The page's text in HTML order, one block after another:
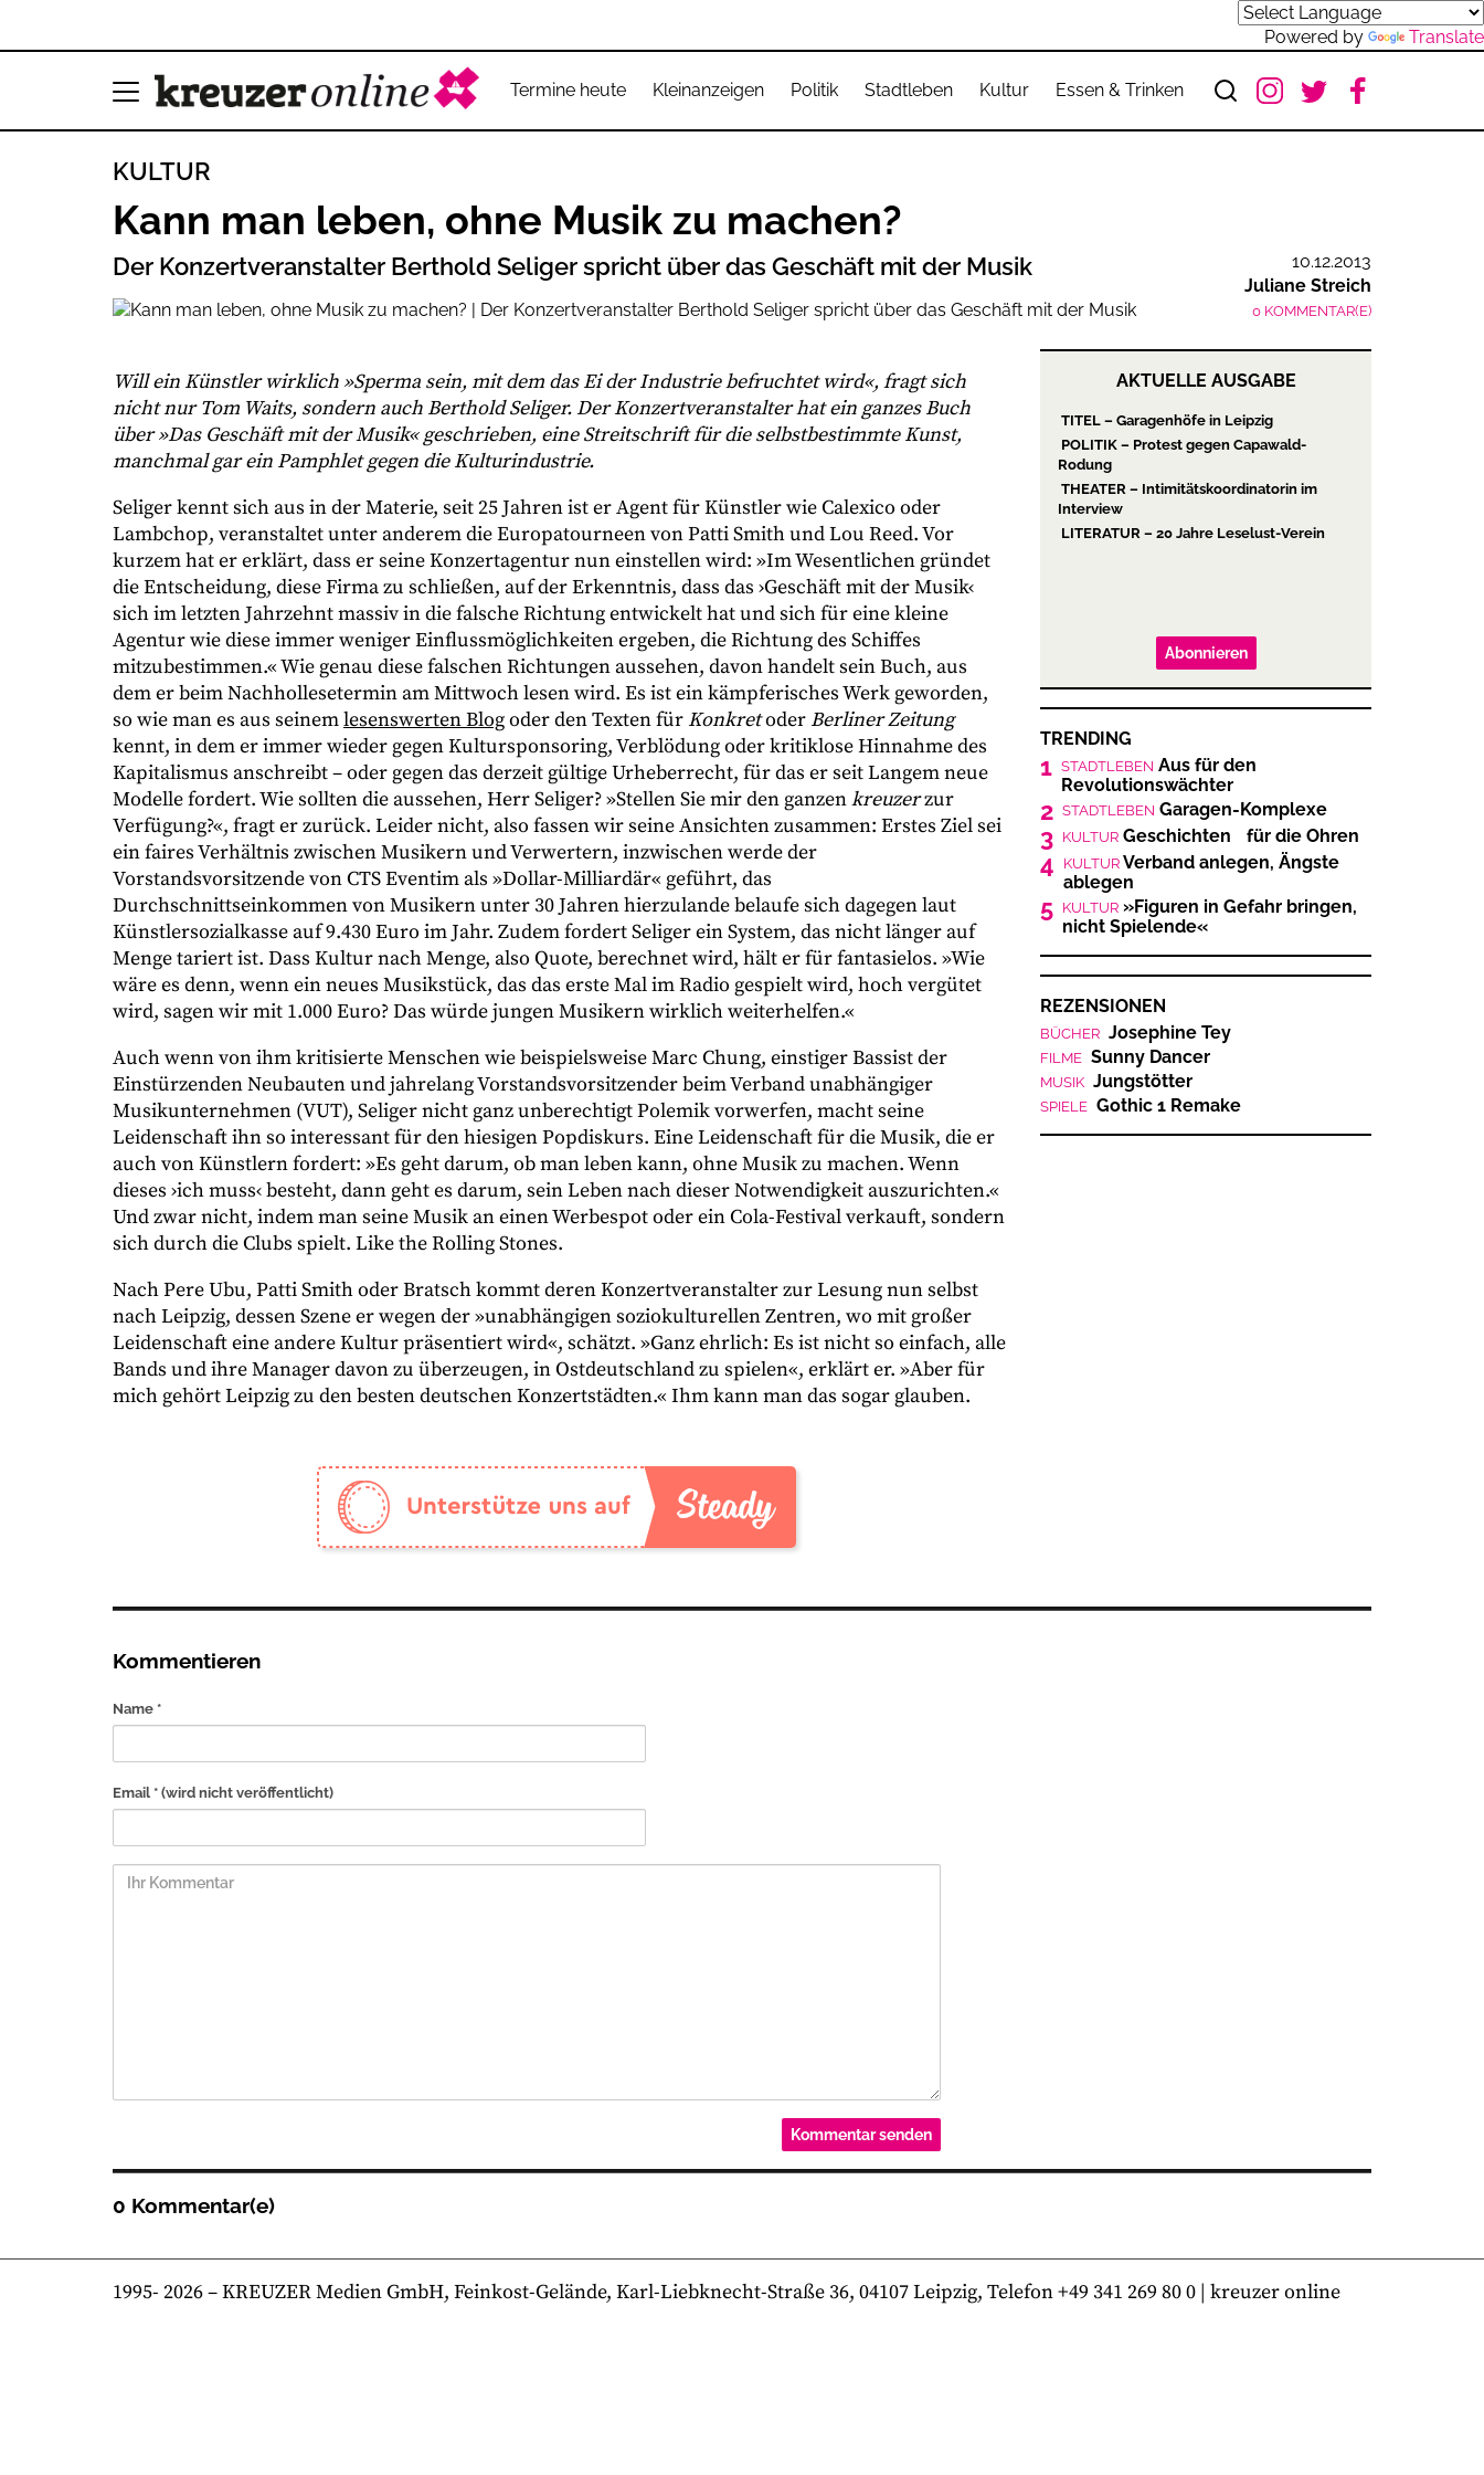
Powered by Translate
Termine heute Kleinanzeigen Politik Stadtleben Kultur Essen & Trinken
KULTUR
Kann man leben, ohne Musik zu machen?
Der Konzertveranstalter Berthold Seliger spricht über das Geschäft mit der Musik
10.12.2013
Juliane Streich
0 KOMMENTAR(E)
Will ein Künstler wirklich »Sperma sein, mit dem das Ei der Industrie befruchtet wird«, fragt sich
nicht nur Tom Waits, sondern auch Berthold Seliger. Der Konzertveranstalter hat ein ganzes Buch
über »Das Geschäft mit der Musik« geschrieben, eine Streitschrift für die selbstbestimmte Kunst,
manchmal gar ein Pamphlet gegen die Kulturindustrie.
Seliger kennt sich aus in der Materie, seit 25 Jahren ist er Agent für Künstler wie Calexico oder
Lambchop, veranstaltet unter anderem die Europatourneen von Patti Smith und Lou Reed. Vor
kurzem hat er erklärt, dass er seine Konzertagentur nun einstellen wird: »Im Wesentlichen gründet
die Entscheidung, diese Firma zu schließen, auf der Erkenntnis, dass das ›Geschäft mit der Musik‹
sich im letzten Jahrzehnt massiv in die falsche Richtung entwickelt hat und sich für eine kleine
Agentur wie diese immer weniger Einflussmöglichkeiten ergeben, die Richtung des Schiffes
mitzubestimmen.« Wie genau diese falschen Richtungen aussehen, davon handelt sein Buch, aus
dem er beim Nachhollesetermin am Mittwoch lesen wird. Es ist ein kämpferisches Werk geworden,
so wie man es aus seinemlesenswerten Blogoder den Texten für Konkretoder Berliner Zeitung
kennt, in dem er immer wieder gegen Kultursponsoring, Verblödung oder kritiklose Hinnahme des
Kapitalismus anschreibt – oder gegen das derzeit gültige Urheberrecht, für das er seit Langem neue
Modelle fordert. Wie sollten die aussehen, Herr Seliger? »Stellen Sie mir den ganzenkreuzerzur
Verfügung?«, fragt er zurück. Leider nicht, also fassen wir seine Ansichten zusammen: Erstes Ziel sei
ein faires Verhältnis zwischen Musikern und Verwertern, inzwischen werde der
Vorstandsvorsitzende von CTS Eventim als »Dollar-Milliardär« geführt, das
Durchschnittseinkommen von Musikern unter 30 Jahren hierzulande belaufe sich dagegen laut
Künstlersozialkasse auf 9.430 Euro im Jahr. Zudem fordert Seliger ein System, das nicht länger auf
Menge tariert ist. Dass Kultur nach Menge, also Quote, berechnet wird, hält er für fantasielos. »Wie
wäre es denn, wenn ein neues Musikstück, das das erste Mal im Radio gespielt wird, hoch vergütet
wird, sagen wir mit 1.000 Euro? Das würde jungen Musikern wirklich weiterhelfen.«
Auch wenn von ihm kritisierte Menschen wie beispielsweise Marc Chung, einstiger Bassist der
Einstürzenden Neubauten und jahrelang Vorstandsvorsitzender beim Verband unabhängiger
Musikunternehmen (VUT), Seliger nicht ganz unberechtigt Polemik vorwerfen, macht seine
Leidenschaft ihn so interessant für den hiesigen Popdiskurs. Eine Leidenschaft für die Musik, die er
auch von Künstlern fordert: »Es geht darum, ob man leben kann, ohne Musik zu machen. Wenn
dieses ›ich muss‹ besteht, dann geht es darum, sein Leben nach dieser Notwendigkeit auszurichten.«
Und zwar nicht, indem man seine Musik an einen Werbespot oder ein Cola-Festival verkauft, sondern
sich durch die Clubs spielt. Like the Rolling Stones.
Nach Pere Ubu, Patti Smith oder Bratsch kommt deren Konzertveranstalter zur Lesung nun selbst
nach Leipzig, dessen Szene er wegen der »unabhängigen soziokulturellen Zentren, wo mit großer
Leidenschaft eine andere Kultur präsentiert wird«, schätzt. »Ganz ehrlich: Es ist nicht so einfach, alle
Bands und ihre Manager davon zu überzeugen, in Ostdeutschland zu spielen«, erklärt er. »Aber für
mich gehört Leipzig zu den besten deutschen Konzertstädten.« Ihm kann man das sogar glauben.
AKTUELLE AUSGABE
TITEL – Garagenhöfe in Leipzig
POLITIK – Protest gegen Capawald-
Rodung
THEATER – Intimitätskoordinatorin im
Interview
LITERATUR – 20 Jahre Leselust-Verein
Abonnieren
TRENDING
1 STADTLEBEN Aus für den
Revolutionswächter
2 STADTLEBEN Garagen-Komplexe
3 KULTUR Geschichten für die Ohren
4 KULTUR Verband anlegen, Ängste
ablegen
5 KULTUR »Figuren in Gefahr bringen,
nicht Spielende«
REZENSIONEN
BÜCHER Josephine Tey
FILME Sunny Dancer
MUSIK Jungstötter
SPIELE Gothic 1 Remake
Kommentieren
Name *
Email * (wird nicht veröffentlicht)
0 Kommentar(e)
1995- 2026– KREUZER Medien GmbH, Feinkost-Gelände, Karl-Liebknecht-Straße 36, 04107 Leipzig, Telefon +49 341 269 80 0 | kreuzer online